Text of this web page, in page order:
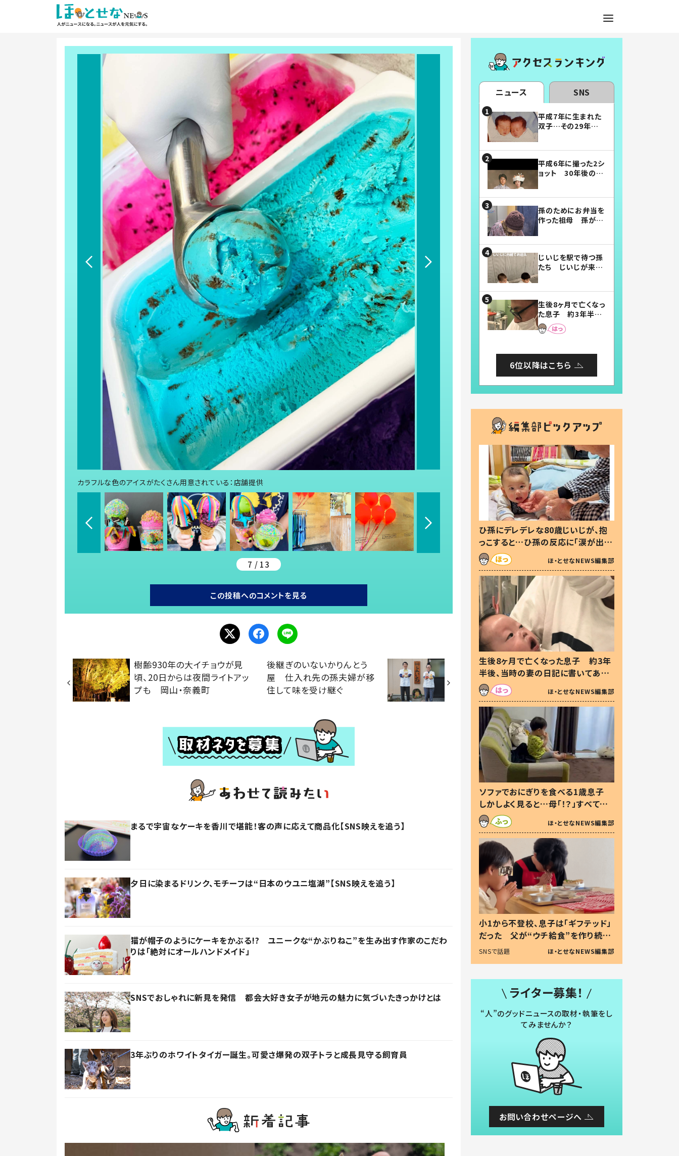
カラフルな色のアイスがたくさん用意されている：店舗提供
7 / 13
この投稿へのコメントを見る
樹齢930年の大イチョウが見
頃、20日からは夜間ライトアッ
プも 岡山・奈義町
後継ぎのいないかりんとう
屋 仕入れ先の孫夫婦が移
住して味を受け継ぐ
まるで宇宙なケーキを香川で堪能！客の声に応えて商品化【SNS映えを追う】
夕日に染まるドリンク、モチーフは“日本のウユニ塩湖”【SNS映えを追う】
猫が帽子のようにケーキをかぶる!? ユニークな“かぶりねこ”を生み出す作家のこだわ
りは「絶対にオールハンドメイド」
SNSでおしゃれに新見を発信 都会大好き女子が地元の魅力に気づいたきっかけとは
3年ぶりのホワイトタイガー誕生。可愛さ爆発の双子トラと成長見守る飼育員
ニュース SNS
平成7年に生まれた
双子…その29年後
平成6年に撮った2シ
ョット 30年後の姿
孫のためにお弁当を
作った祖母 孫が絶
じいじを駅で待つ孫
たち じいじが来た
まらない」「幸せにな
れる」
生後8ヶ月で亡くなっ
た息子 約3年半
後、当時の妻の日記
に書いてあった本音
6位以降はこちら
ひ孫にデレデレな80歳じいじが、抱
っこすると…ひ孫の反応に「涙が出ま
した」「可愛くて仕方ない」
ほ・とせなNEWS編集部
生後8ヶ月で亡くなった息子 約3年
半後、当時の妻の日記に書いてあっ
た本音とは
ほ・とせなNEWS編集部
ソファでおにぎりを食べる1歳息子
しかしよく見ると…母「！？」すべてを
察した母の投稿に「可愛いから許
す！」「現行犯〜」
ほ・とせなNEWS編集部
小1から不登校、息子は「ギフテッド」
だった 父が“ウチ給食”を作り続け
る理由とは #令和の親 #令和の子
SNSで話題 ほ・とせなNEWS編集部
ライター募集！
“人”のグッドニュースの取材・執筆をし
てみませんか？
お問い合わせページへ